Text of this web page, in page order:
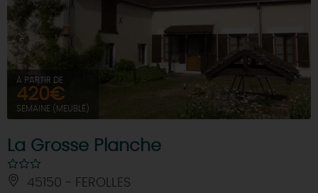
À PARTIR DE
420€
SEMAINE (MEUBLÉ)
La Grosse Planche
45150 - FEROLLES